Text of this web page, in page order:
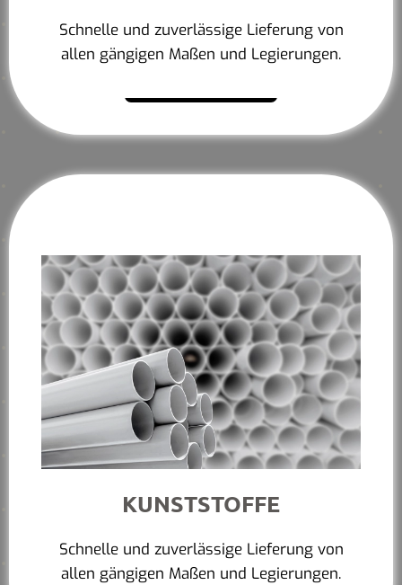
Schnelle und zuverlässige Lieferung von
allen gängigen Maßen und Legierungen.
KUNSTSTOFFE
Schnelle und zuverlässige Lieferung von
allen gängigen Maßen und Legierungen.